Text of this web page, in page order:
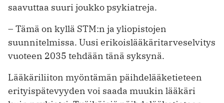
saavuttaa suuri joukko psykiatreja.
– Tämä on kyllä STM:n ja yliopistojen
suunnitelmissa. Uusi erikoislääkäritarveselvitys
vuoteen 2035 tehdään tänä syksynä.
Lääkäriliiton myöntämän päihdelääketieteen
erityispätevyyden voi saada muukin lääkäri